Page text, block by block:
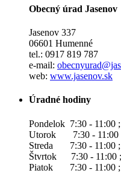
Obecný úrad Jasenov
Jasenov 337
06601 Humenné
tel.: 0917 819 787
e-mail:
web: www.jasenov.sk
Úradné hodiny
Pondelok 7:30 - 11:00
Utorok 7:30 - 11:00 ;
Streda 7:30 - 11:00 ;
Štvrtok 7:30 - 11:00 ;
Piatok 7:30 - 11:00 ;